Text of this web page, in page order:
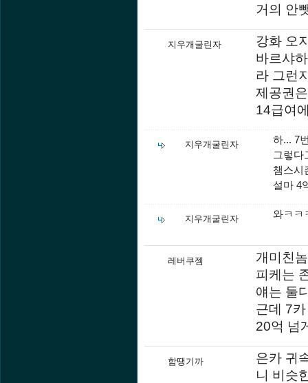
거의 안
지우개굴린자
강화 오
바르샤
라 그런
제공권
14급여
지우개굴린자
하... 7
그렇다
챔스시
설마 4
지우개굴린자 와ㅋㅋ
레버쿠젬
개미친
피케는
얘는 둘
근데 7
20억 넘
함땡기까
은카 귀
니 비슷